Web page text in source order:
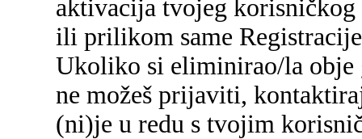
aktivacija tvojeg
ili prilikom same
Ukoliko si eliminirao/la obje
ne možeš prijaviti,
(ni)je u redu s tvojim